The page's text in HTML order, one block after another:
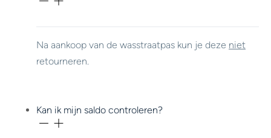
Na aankoop van de wasstraatpas kun je deze niet
retourneren.
Kan ik mijn saldo controleren?